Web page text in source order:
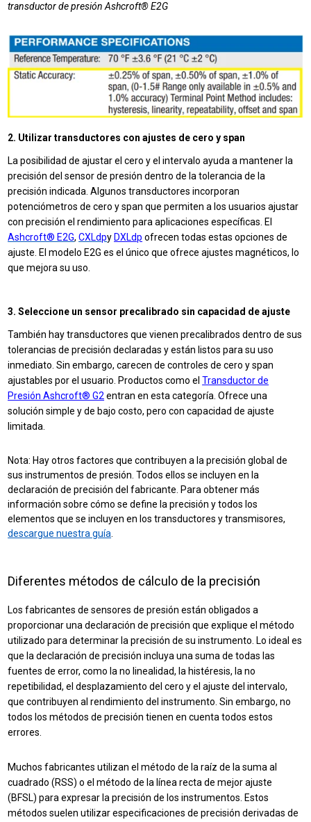
transductor de presión Ashcroft® E2G
2. Utilizar transductores con ajustes de cero y span
La posibilidad de ajustar el cero y el intervalo ayuda a mantener la
precisión del sensor de presión dentro de la tolerancia de la
precisión indicada. Algunos transductores incorporan
potenciómetros de cero y span que permiten a los usuarios ajustar
con precisión el rendimiento para aplicaciones específicas. El
Ashcroft® E2G,CXLdpy DXLdp ofrecen todas estas opciones de
ajuste. El modelo E2G es el único que ofrece ajustes magnéticos, lo
que mejora su uso.
3. Seleccione un sensor precalibrado sin capacidad de ajuste
También hay transductores que vienen precalibrados dentro de sus
tolerancias de precisión declaradas y están listos para su uso
inmediato. Sin embargo, carecen de controles de cero y span
ajustables por el usuario. Productos como elTransductor de
Presión Ashcroft® G2 entran en esta categoría. Ofrece una
solución simple y de bajo costo, pero con capacidad de ajuste
limitada.
Nota: Hay otros factores que contribuyen a la precisión global de
sus instrumentos de presión. Todos ellos se incluyen en la
declaración de precisión del fabricante. Para obtener más
información sobre cómo se define la precisión y todos los
elementos que se incluyen en los transductores y transmisores,
descargue nuestra guía
Diferentes métodos de cálculo de la precisión
Los fabricantes de sensores de presión están obligados a
proporcionar una declaración de precisión que explique el método
utilizado para determinar la precisión de su instrumento. Lo ideal es
que la declaración de precisión incluya una suma de todas las
fuentes de error, como la no linealidad, la histéresis, la no
repetibilidad, el desplazamiento del cero y el ajuste del intervalo,
que contribuyen al rendimiento del instrumento. Sin embargo, no
todos los métodos de precisióntienen en cuenta todos estos
errores.
Muchos fabricantes utilizan el método de la raíz de la suma al
cuadrado (RSS) o el método de la línea recta de mejor ajuste
(BFSL) para expresar la precisión de los instrumentos. Estos
métodos suelen utilizar especificaciones de precisión derivadas de